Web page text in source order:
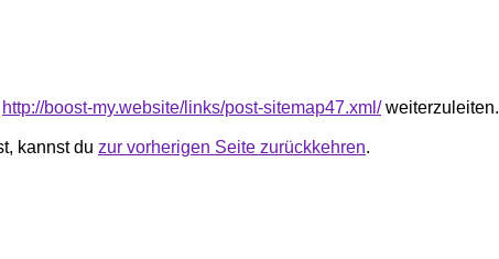
http://boost-my.website/links/post-sitemap47.xml/weiterzuleiten.
kannst du zur vorherigen Seite zurückkehren.